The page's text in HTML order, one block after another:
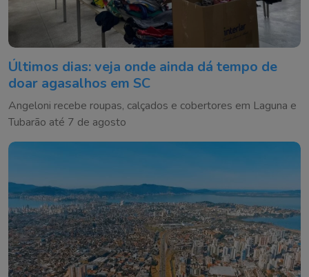
Últimos dias: veja onde ainda dá tempo de
doar agasalhos em SC
Angeloni recebe roupas, calçados e cobertores em Laguna e
Tubarão até 7 de agosto